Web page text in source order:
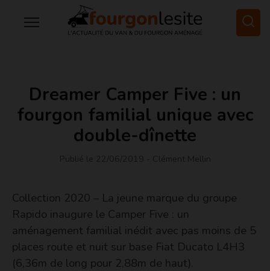
Dreamer Camper Five : un
fourgon familial unique avec
double-dînette
Collection 2020 – La jeune marque du groupe
Rapido inaugure le Camper Five : un
aménagement familial inédit avec pas moins de 5
places route et nuit sur base Fiat Ducato L4H3
(6,36m de long pour 2,88m de haut).